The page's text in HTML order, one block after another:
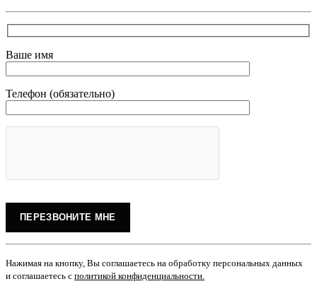
Ваше имя
Телефон (обязательно)
Нажимая на кнопку, Вы соглашаетесь на обработку персональных данных
и соглашаетесь с политикой конфиденциальности.